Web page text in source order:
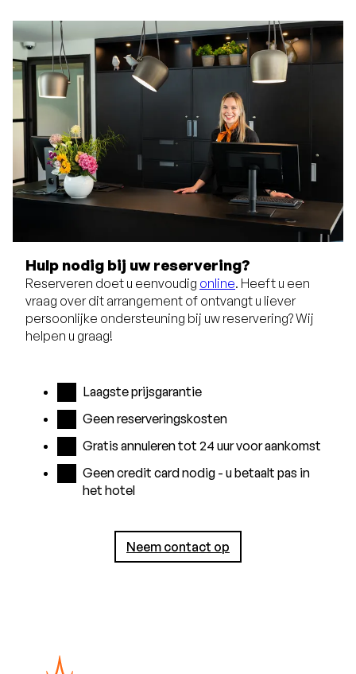
Hulp nodig bij uw reservering?
Reserveren doet u eenvoudig online. Heeft u een
vraag over dit arrangement of ontvangt u liever
persoonlijke ondersteuning bij uw reservering? Wij
helpen u graag!
Laagste prijsgarantie
Geen reserveringskosten
Gratis annuleren tot 24 uur voor aankomst
Geen credit card nodig - u betaalt pas in
het hotel
Neem contact op